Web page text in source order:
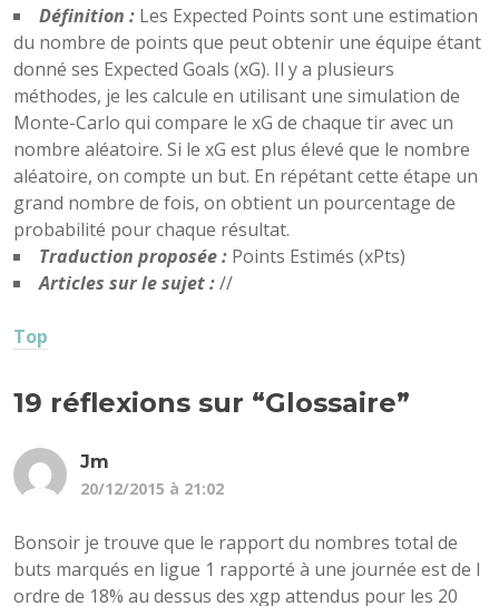
Définition : Les Expected Points sont une estimation
du nombre de points que peut obtenir une équipe étant
donné ses Expected Goals (xG). Il y a plusieurs
méthodes, je les calcule en utilisant une simulation de
Monte-Carlo qui compare le xG de chaque tir avec un
nombre aléatoire. Si le xG est plus élevé que le nombre
aléatoire, on compte un but. En répétant cette étape un
grand nombre de fois, on obtient un pourcentage de
probabilité pour chaque résultat.
Traduction proposée : Points Estimés (xPts)
Articles sur le sujet ://
Top
19 réflexions sur “Glossaire”
Jm
20/12/2015 à 21:02
Bonsoir je trouve que le rapport du nombres total de
buts marqués en ligue 1 rapporté à une journée est de l
ordre de 18% au dessus des xgp attendus pour les 20